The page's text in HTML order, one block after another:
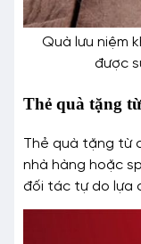
Quà lưu niệm
được
Thẻ quà tặng
Thẻ quà tặng từ
nhà hàng hoặc
đối tác tự do lựa